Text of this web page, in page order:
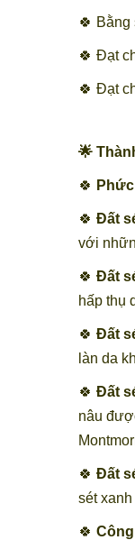
🍀
🍀 Đạt
🍀 Đạt
🌟
🍀
🍀 Đất
với
🍀 Đất
hấp thụ
🍀 Đất
làn da
🍀 Đất
nâu
🍀 Đất
sét
🍀